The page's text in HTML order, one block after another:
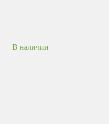
В наличии